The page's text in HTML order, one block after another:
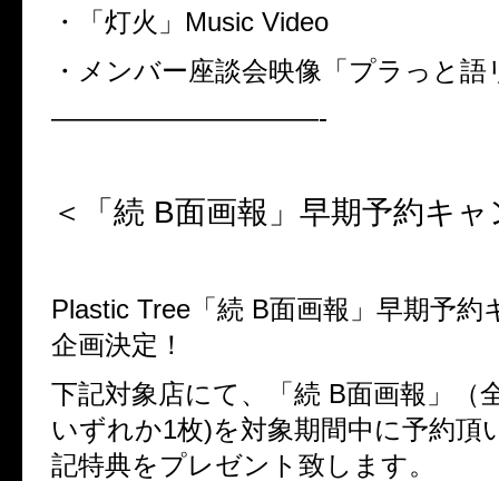
・「灯火」 Music Video
・メンバー座談会映像「プラっと語
——————————-
＜「続 B面画報」早期予約キ
Plastic Tree 「続 B面画報」早期予約
企画決定！
下記対象店にて、「続 B面画報」（
いずれか1枚)を対象期間中に予約頂
記特典をプレゼント致します。